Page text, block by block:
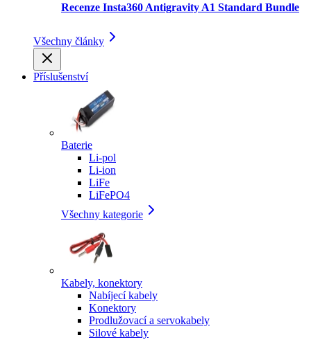
Recenze Insta360 Antigravity A1 Standard Bundle
Všechny články
Příslušenství
Baterie
Li-pol
Li-ion
LiFe
LiFePO4
Všechny kategorie
Kabely, konektory
Nabíjecí kabely
Konektory
Prodlužovací a servokabely
Silové kabely